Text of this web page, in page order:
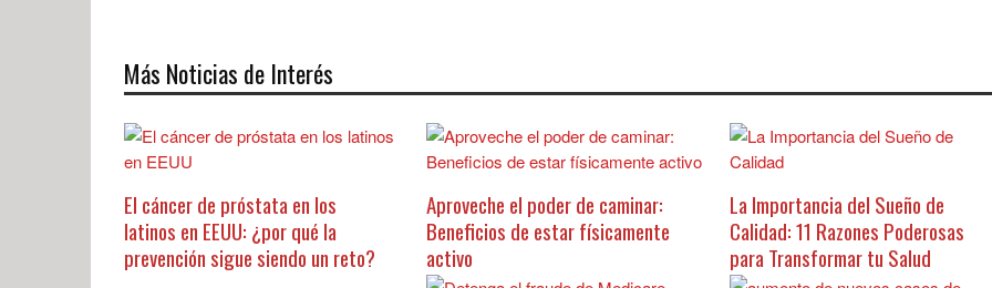
Más Noticias de Interés
El cáncer de próstata en los
latinos en EEUU: ¿por qué la
prevención sigue siendo un reto?
Aproveche el poder de caminar:
Beneficios de estar físicamente
activo
La Importancia del Sueño de
Calidad: 11 Razones Poderosas
para Transformar tu Salud